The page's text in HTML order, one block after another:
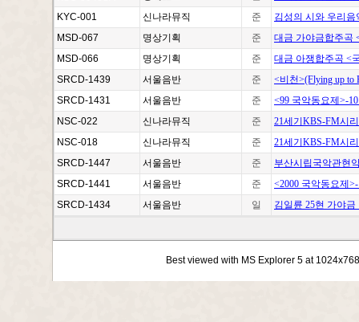
KYC-001
신나라뮤직 준
김성의 시와 우리
MSD-067
명상기획 준
대금 가야금합주곡
MSD-066
명상기획 준
대금 아쟁합주곡 <
SRCD-1439
서울음반 준
<비천>(Flying up to
SRCD-1431
서울음반 준
<99 국악동요제>-
NSC-022
신나라뮤직 준
21세기KBS-FM시
NSC-018
신나라뮤직 준
21세기KBS-FM시
SRCD-1447
서울음반 준
부산시립국악관현
SRCD-1441
서울음반 준
<2000 국악동요제
SRCD-1434
서울음반 일 김일륜 25현 가야
Best viewed with MS Explorer 5 at